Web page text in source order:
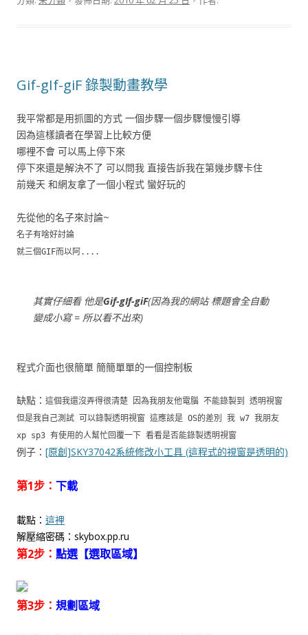
Gif-gIf-giF 錄製動畫教學
我平常都是用抓圖的方式 一個步驟一個步驟慢慢引導
因為這樣讀者在學習上比較方便
哪裡不會 可以馬上停下來
停下來還是解決不了 可以問我 直接告訴我在第幾步驟卡住
前幾天 和網友拿了一個小程式 蠻好玩的
先從他的名子來討論~
名子有啥好討論
就三個GIF而以阿....
其實仔細看 他是Gif-gIf-giF(因為我的網站 標題會全自動
變成小寫 = 所以看不出來)
程式介面也很簡單 簡簡單單的一個控制板
缺點： 這個我還沒弄得很清楚 因為我朋友他電腦 不能錄製到 透明視窗
但是我自己測試 可以錄製透明視窗 這應該是 OS的差別 我 w7 我朋友
xp sp3 有使用的人幫忙回覆一下 看看是否能錄製透明視窗
例子： [原創]SKY37042系統修改小工具 (這程式的視窗是透明的)
第1步： 下載
載點： 這裡
解壓縮密碼：skybox.pp.ru
第2步： 點選【選取區域】
第3步： 規劃區域